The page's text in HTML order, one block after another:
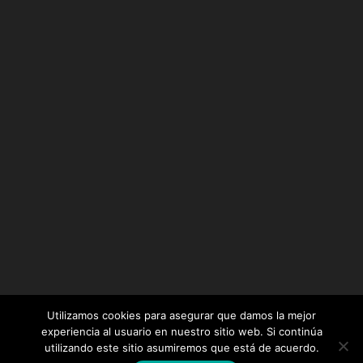
Diseñado por Elegant Themes| Desarrollado por
Utilizamos cookies para asegurar que damos la mejor
experiencia al usuario en nuestro sitio web. Si continúa
utilizando este sitio asumiremos que está de acuerdo.